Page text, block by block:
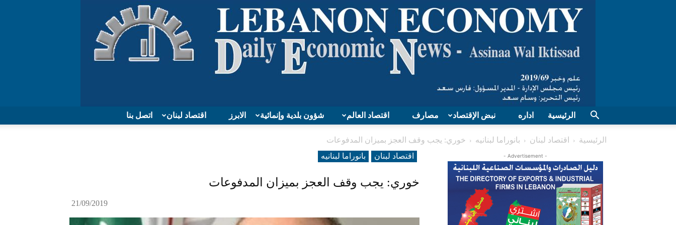
Lebanon
اتصل بنا اقتصاد لبنان الابرز شؤون بلدية وإنمائية اقتصاد العالم مصارف نبض الإقتصاد اداره الرئيسية
الرئيسية اقتصاد لبنان بانوراما لبنانیه
خوري: يجب وقف العجز بميزان المدفوعات
اقتصاد لبنان
بانوراما لبنانیه
خوري: يجب وقف العجز بميزان المدفوعات
21/09/2019
- Advertisement -